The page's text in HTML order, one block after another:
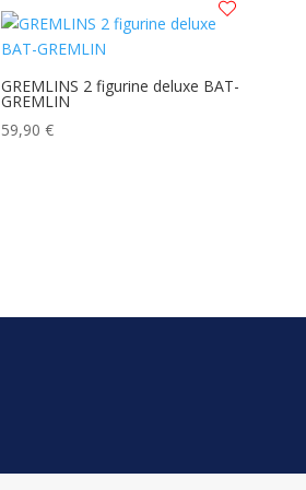
GREMLINS 2 figurine deluxe BAT-
GREMLIN
59,90€